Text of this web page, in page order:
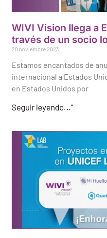
WIVI Vision llega a
través de un socio
20 noviembre 2023
Estamos encantados de
internacional a Estados
en Estados Unidos por
Seguir leyendo..."